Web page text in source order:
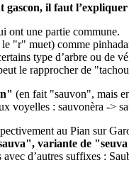
il faut
ont une partie commune.
"r" muet) comme
type d’arbre ou de
le rapprocher de
(en fait "sauvon", mais
voyelles : sauvonèra ->
au Pian sur
variante de
d’autres suffixes :